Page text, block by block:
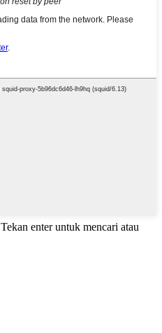
Tekan enter untuk mencari atau